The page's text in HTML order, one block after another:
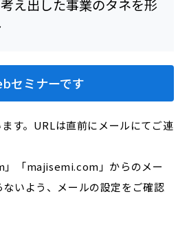
セミナーです
す。URLは直前にメールにてご連
「majisemi.com」からのメー
いよう、メールの設定をご確認